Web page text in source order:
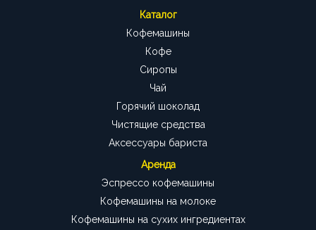
Каталог
Кофемашины
Кофе
Сиропы
Чай
Горячий шоколад
Чистящие средства
Аксессуары бариста
Аренда
Эспрессо кофемашины
Кофемашины на молоке
Кофемашины на сухих ингредиентах